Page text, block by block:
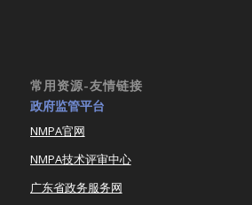
常用资源-友情链接
政府监管平台
NMPA官网
NMPA技术评审中心
广东省政务服务网